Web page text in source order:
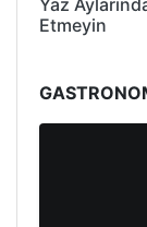
Etmeyin